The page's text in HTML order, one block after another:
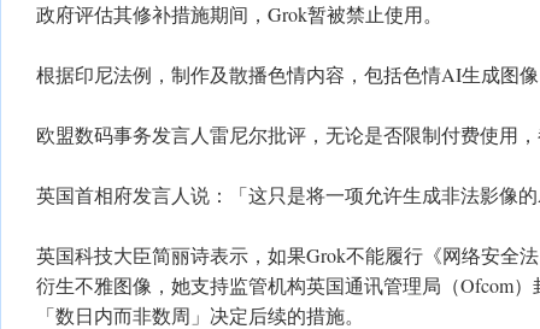
政府评估其修补措施期间，Grok暂被禁止使用。
根据印尼法例，制作及散播色情内容，包括色情AI生成图
欧盟数码事务发言人雷尼尔批评，无论是否限制付费使用
英国首相府发言人说：「这只是将一项允许生成非法影像
英国科技大臣简丽诗表示，如果Grok不能履行《网络安全
衍生不雅图像，她支持监管机构英国通讯管理局（Ofcom
「数日内而非数周」决定后续的措施。